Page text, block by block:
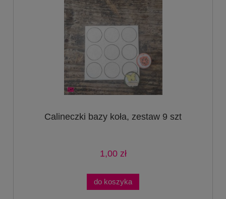
Calineczki bazy koła, zestaw 9 szt
1,00 zł
do koszyka